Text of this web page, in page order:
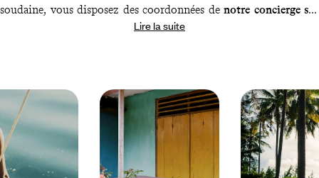
soudaine, vous disposez des coordonnées de notre concierge sur
qui se fera un plaisir de vous assister à tout moment du
Lire la suite